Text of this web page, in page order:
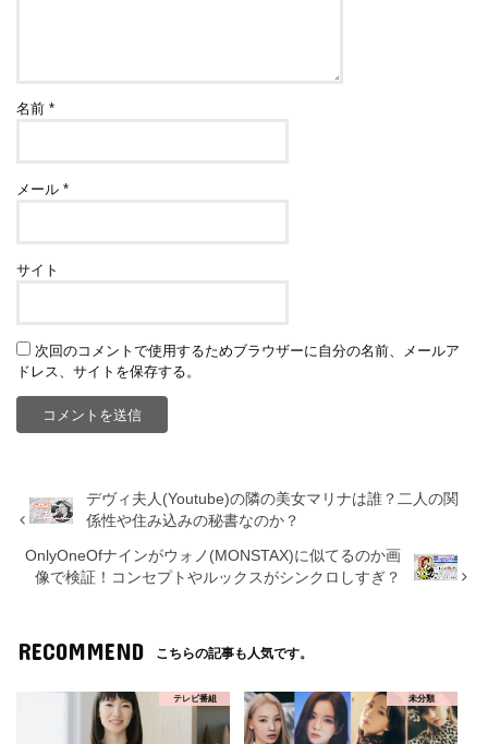
名前*
メール*
サイト
次回のコメントで使用するためブラウザーに自分の名前、メールア
ドレス、サイトを保存する。
デヴィ夫人(Youtube)の隣の美女マリナは誰？二人の関
係性や住み込みの秘書なのか？
OnlyOneOfナインがウォノ(MONSTAX)に似てるのか画
像で検証！コンセプトやルックスがシンクロしすぎ？
RECOMMEND こちらの記事も人気です。
テレビ番組 未分類